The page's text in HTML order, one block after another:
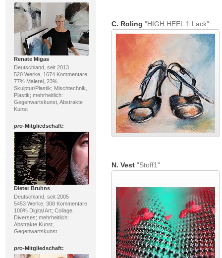
Renate Migas
Deutschland, seit 2013
520 Werke, 1674 Kommentare
77% Malerei, 23%
Skulptur/Plastik; Mischtechnik,
Plastik; mehrheitlich:
Gegenwartskunst, Abstrakte
Kunst
pro-Mitgliedschaft:
Dieter Bruhns
Deutschland, seit 2005
5453 Werke, 308 Kommentare
100% Digital Art; Collage,
Diverses; mehrheitlich:
Abstrakte Kunst,
Gegenwartskunst
pro-Mitgliedschaft:
C. Roling "HIGH HEEL 1 Lack"
N. Vest"Stoff1"